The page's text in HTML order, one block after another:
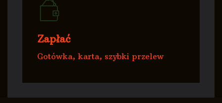
Zapłać
Gotówka, karta, szybki przelew